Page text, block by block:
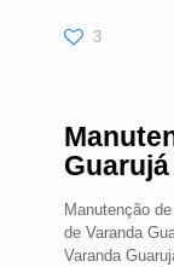
3
Guarujá
Manutenção
de Varanda
Varanda